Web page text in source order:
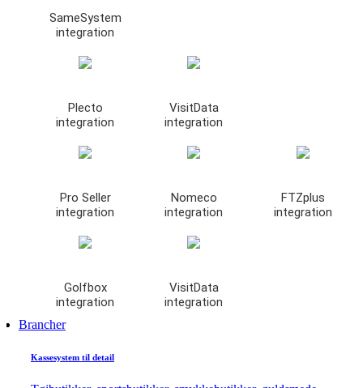
SameSystem
integration
Plecto
integration
VisitData
integration
Pro Seller
integration
Nomeco
integration
FTZplus
integration
Golfbox
integration
VisitData
integration
Brancher
Kassesystem til detail